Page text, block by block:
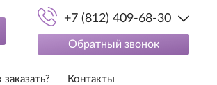
+7 (812) 409-68-30
Обратный звонок
заказать? Контакты